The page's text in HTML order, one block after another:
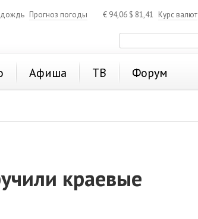
дождь Прогноз погоды € 94,06 $ 81,41 Курс валют
Афиша ТВ Форум
краевые